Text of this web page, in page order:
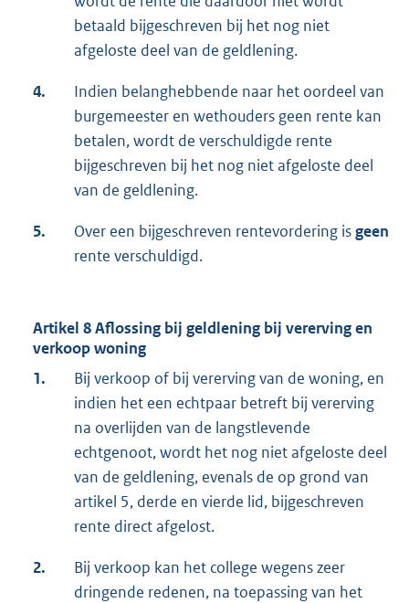
betaald bijgeschreven bij het nog niet
afgeloste deel van de geldlening.
4.
Indien belanghebbende naar het oordeel van
burgemeester en wethouders geen rente kan
betalen, wordt de verschuldigde rente
bijgeschreven bij het nog niet afgeloste deel
van de geldlening.
5. Over een bijgeschreven rentevordering isgeen
rente verschuldigd.
Artikel 8 Aflossing bij geldlening bij vererving en
verkoop woning
1.
Bij verkoop of bij vererving van de woning, en
indien het een echtpaar betreft bij vererving
na overlijden van de langstlevende
echtgenoot, wordt het nog niet afgeloste deel
van de geldlening, evenals de op grond van
artikel 5, derde en vierde lid, bijgeschreven
rente direct afgelost.
2.
Bij verkoop kan het college wegens zeer
dringende redenen, na toepassing van het